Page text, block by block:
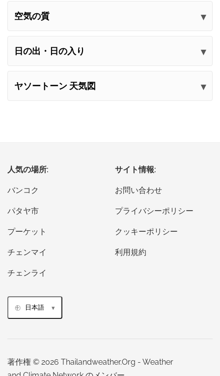
空気の質
日の出・日の入り
ヤソートーン 天気図
人気の場所:
バンコク
パタヤ市
プーケット
チェンマイ
チェンライ
サイト情報:
お問い合わせ
プライバシーポリシー
クッキーポリシー
利用規約
日本語
著作権 © 2026 Thailandweather.Org - Weather